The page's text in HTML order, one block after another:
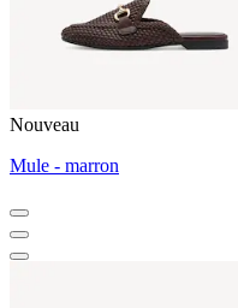
Nouveau
Mule - marron